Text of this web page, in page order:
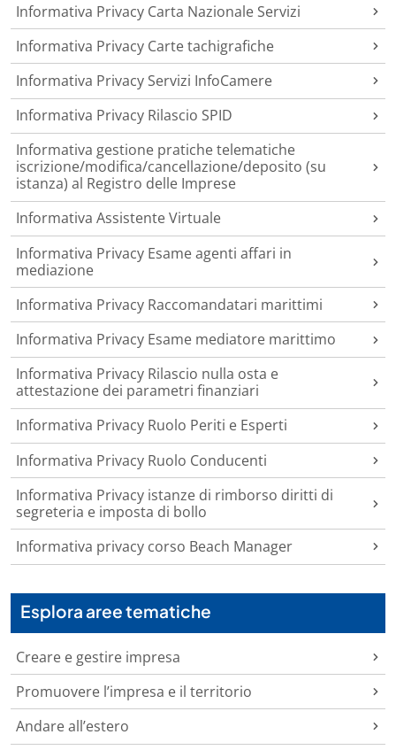
Informativa Privacy Carta Nazionale Servizi
Informativa Privacy Carte tachigrafiche
Informativa Privacy Servizi InfoCamere
Informativa Privacy Rilascio SPID
Informativa gestione pratiche telematiche
iscrizione/modifica/cancellazione/deposito (su
istanza) al Registro delle Imprese
Informativa Assistente Virtuale
Informativa Privacy Esame agenti affari in
mediazione
Informativa Privacy Raccomandatari marittimi
Informativa Privacy Esame mediatore marittimo
Informativa Privacy Rilascio nulla osta e
attestazione dei parametri finanziari
Informativa Privacy Ruolo Periti e Esperti
Informativa Privacy Ruolo Conducenti
Informativa Privacy istanze di rimborso diritti di
segreteria e imposta di bollo
Informativa privacy corso Beach Manager
Esplora aree tematiche
Creare e gestire impresa
Promuovere l’impresa e il territorio
Andare all’estero